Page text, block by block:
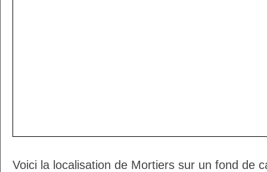
Voici la localisation de Mortiers sur un fond de